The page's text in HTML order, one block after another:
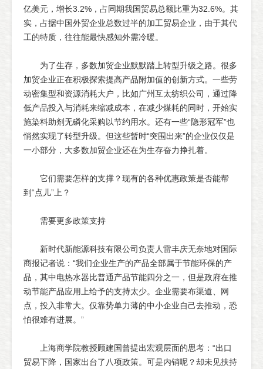
亿美元，增长3.2%，占同期我国贸易总额比重为32.6%。其
实，占据中国外贸企业总数过半的加工贸易企业，由于其代
工的特质，往往能最快感知外需冷暖。
为了生存，多数加贸企业默默踏上转型升级之路。很多
加贸企业正在积极探索提高产品附加值的创新方式。一些劳
动密集型和资源消耗大户，比如广州互太纺织公司，通过降
低产品投入与消耗来缩减成本，在减少煤耗的同时，开始实
施染料助剂无磷化采购以节约用水。还有一些“隐形冠军”也
悄然实现了转型升级。但这些暂时“突围出来”的企业仅仅是
一小部分，大多数加贸企业还在为生存奋力挣扎着。
它们需要怎样的支撑？现有的各种优惠政策是否能帮
到“点儿”上？
需要更多政策支持
新时代新能源科技有限公司负责人雷丰庆无奈地对国际
商报记者说：“我们企业生产的产品全部属于节能环保的产
品，其中电热水器比普通产品节能四分之一，但是政府在推
动节能产品应用上给予的支持太少。企业需要布渠道、网
点，投入非常大。仅靠势单力薄的中小企业自己去推动，恐
怕很难有进展。”
上海商学院教授顾建国曾提出宏观层面的思考：“出口
贸易下降，国家出台了八项政策。可是内销呢？却未见扶持